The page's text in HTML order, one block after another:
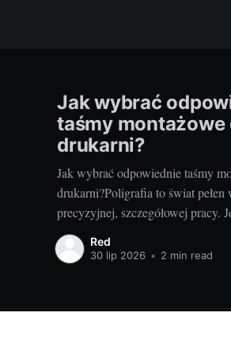
Jak wybrać
taśmy montażowe
drukarni?
Jak wybrać odpowiednie taśmy
drukarni?Poligrafia to świat
precyzyjnej, szczegółowej pracy.
podstawowych elementów procesu
niezależnie od techniki, są taśmy
pracy. Ale jak wybrać te
Red
30 lip 2026 • 2 min read